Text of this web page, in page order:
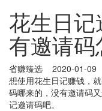
花生日
有邀请
省赚臻选 2020-01-
想使用花生日记赚钱，
码哪来的，没有邀请码
记邀请码吧。